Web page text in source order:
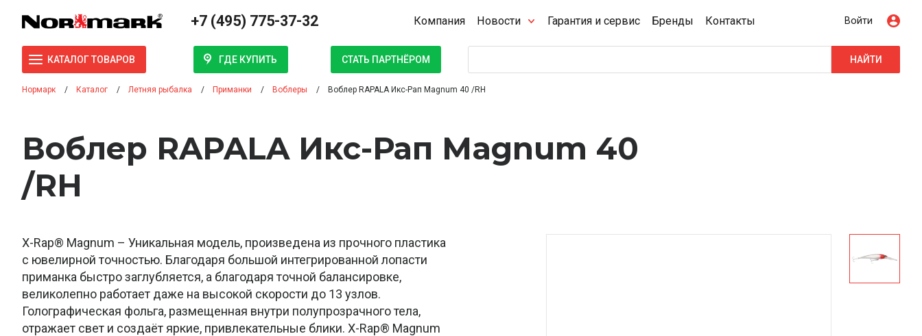
+7 (495) 775-37-32 Компания Новости Гарантия и сервис Бренды Контакты Войти
КАТАЛОГ ТОВАРОВ ГДЕ КУПИТЬ СТАТЬ ПАРТНЁРОМ НАЙТИ
Нормарк Каталог Летняя рыбалка Приманки Воблеры Воблер RAPALA Икс-Рап Magnum 40 /RH
Воблер RAPALA Икс-Рап Magnum 40
/RH
X-Rap® Magnum – Уникальная модель, произведена из прочного пластика
с ювелирной точностью. Благодаря большой интегрированной лопасти
приманка быстро заглубляется, а благодаря точной балансировке,
великолепно работает даже на высокой скорости до 13 узлов.
Голографическая фольга, размещенная внутри полупрозрачного тела,
отражает свет и создаёт яркие, привлекательные блики. X-Rap® Magnum